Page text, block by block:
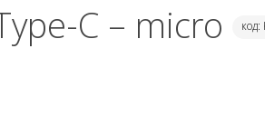
C – micro